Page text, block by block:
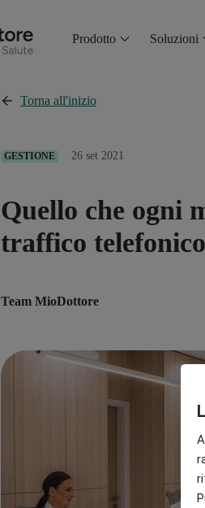
Prodotto Soluzioni
Torna all'inizio
GESTIONE 26 set 2021
Quello che ogni
traffico
Team MioDottore